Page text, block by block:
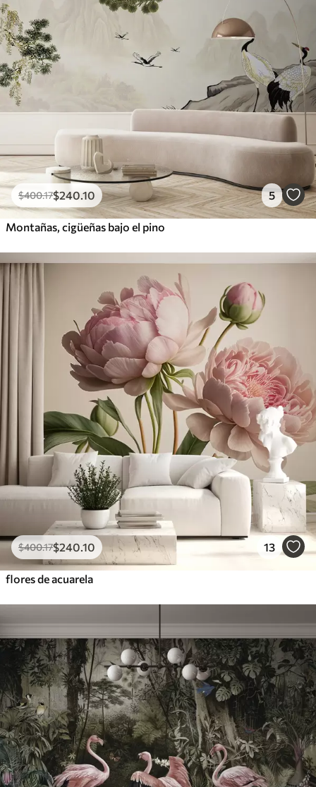
$400.17$240.10 5
Montañas, cigüeñas bajo el pino
$400.17$240.10 13
flores de acuarela